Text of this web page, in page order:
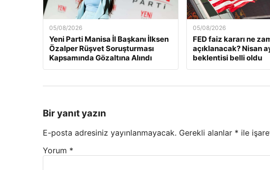
05/08/2026
Yeni Parti Manisa İl Başkanı İlksen
Özalper Rüşvet Soruşturması
Kapsamında Gözaltına Alındı
05/08/2026
FED faiz kararı ne
açıklanacak? Nisan
beklentisi belli oldu
Bir yanıt yazın
E-posta adresiniz yayınlanmayacak. Gerekli alanlar * ile
Yorum *